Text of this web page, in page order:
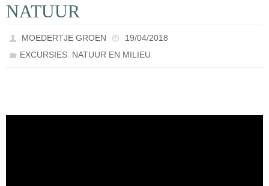
NATUUR
MOEDERTJE GROEN
19/04/2018
EXCURSIES, NATUUR EN MILIEU